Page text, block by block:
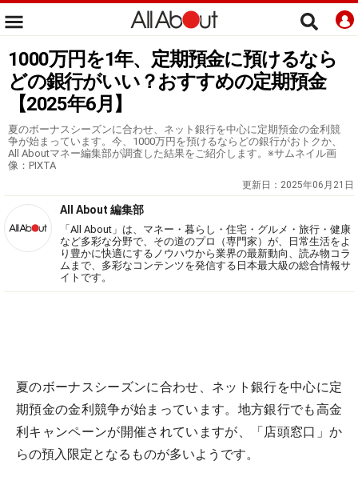
1000万円を1年、定期預金に預けるなら
どの銀行がいい？おすすめの定期預金
【2025年6月】
夏のボーナスシーズンに合わせ、ネット銀行を中心に定期預金の金利競
争が始まっています。今、1000万円を預けるならどの銀行がおトクか、
All Aboutマネー編集部が調査した結果をご紹介します。※サムネイル画
像：PIXTA
更新日： 2025年06月21日
All About 編集部
「All About」は、マネー・暮らし・住宅・グルメ・旅行・健康
など多彩な分野で、その道のプロ（専門家）が、日常生活をよ
り豊かに快適にするノウハウから業界の最新動向、読み物コラ
ムまで、多彩なコンテンツを発信する日本最大級の総合情報サ
イトです。
夏のボーナスシーズンに合わせ、ネット銀行を中心に定
期預金の金利競争が始まっています。地方銀行でも高金
利キャンペーンが開催されていますが、「店頭窓口」か
らの預入限定となるものが多いようです。